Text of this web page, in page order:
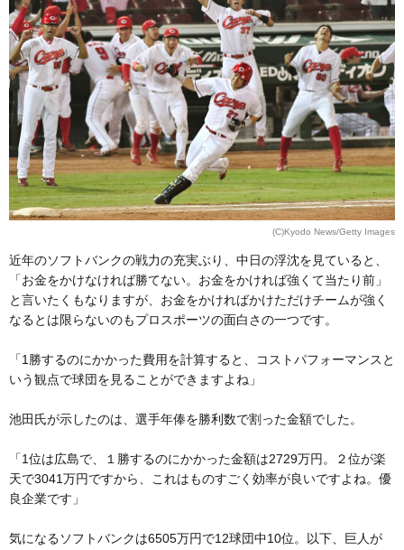
(C)Kyodo News/Getty Images
近年のソフトバンクの戦力の充実ぶり、中日の浮沈を見ていると、
「お金をかけなければ勝てない。お金をかければ強くて当たり前」
と言いたくもなりますが、お金をかければかけただけチームが強く
なるとは限らないのもプロスポーツの面白さの一つです。
「1勝するのにかかった費用を計算すると、コストパフォーマンスと
いう観点で球団を見ることができますよね」
池田氏が示したのは、選手年俸を勝利数で割った金額でした。
「1位は広島で、１勝するのにかかった金額は2729万円。２位が楽
天で3041万円ですから、これはものすごく効率が良いですよね。優
良企業です」
気になるソフトバンクは6505万円で12球団中10位。以下、巨人が